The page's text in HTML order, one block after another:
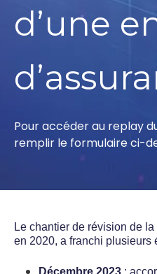
d’une
Pour accéder au replay
remplir le formulaire ci-
Le chantier de révision de
en 2020, a franchi plusieurs
Décembre 2023 :